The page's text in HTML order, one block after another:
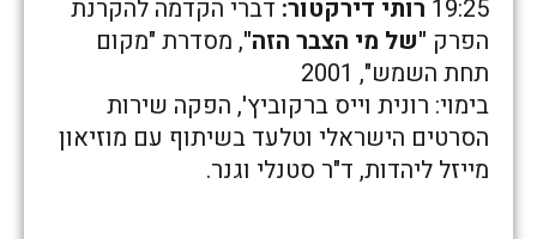
19:25 רותי דירקטור: דברי הקדמה להקרנת
הפרק "של מי הצבר הזה", מסדרת "מקום
תחת השמש", 2001
בימוי: רונית וייס ברקוביץ', הפקה שירות
הסרטים הישראלי וטלעד בשיתוף עם מוזיאון
מייזל ליהדות, ד"ר סטנלי וגנר.